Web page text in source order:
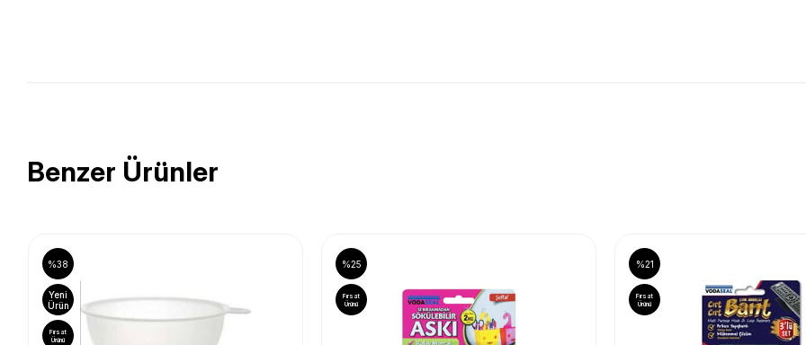
Benzer Ürünler
%38
Yeni
Ürün
Fırsat
Ürünü
%25
Fırsat
Ürünü
%21
Fırsat
Ürünü